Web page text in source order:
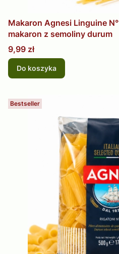
Makaron Agnesi Linguine
makaron z semoliny durum
Cena
9,99 zł
Do koszyka
Bestseller